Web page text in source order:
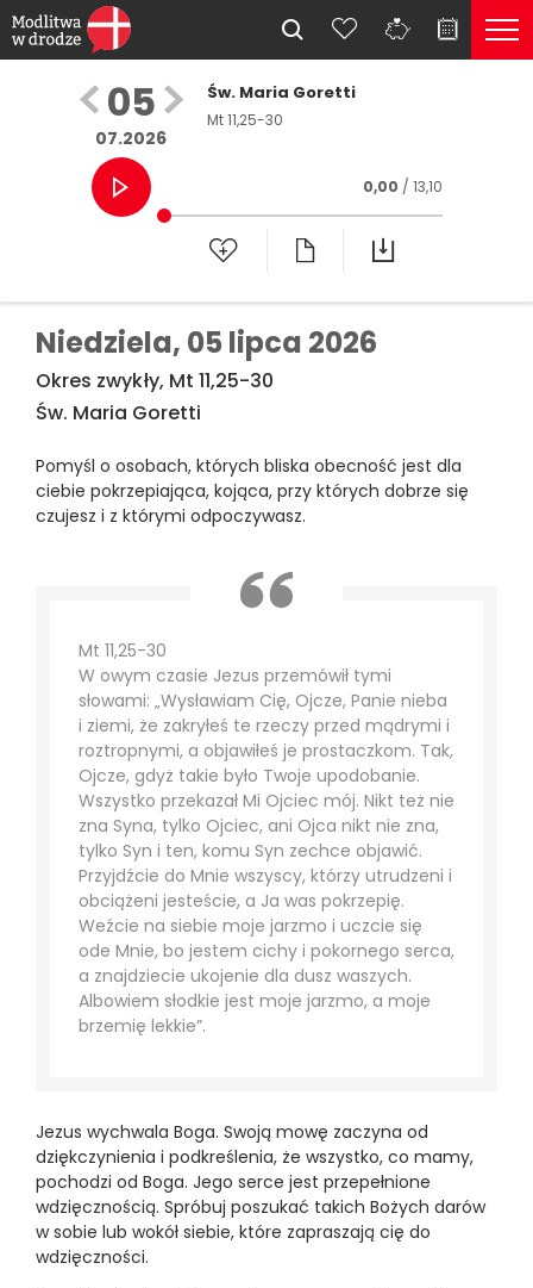
05
07.2026
Św. Maria Goretti
Mt 11,25-30
0,00 / 13,10
Niedziela, 05 lipca 2026
Okres zwykły, Mt 11,25-30
Św. Maria Goretti
Pomyśl o osobach, których bliska obecność jest dla
ciebie pokrzepiająca, kojąca, przy których dobrze się
czujesz i z którymi odpoczywasz.
Mt 11,25-30
W owym czasie Jezus przemówił tymi
słowami: „Wysławiam Cię, Ojcze, Panie nieba
i ziemi, że zakryłeś te rzeczy przed mądrymi i
roztropnymi, a objawiłeś je prostaczkom. Tak,
Ojcze, gdyż takie było Twoje upodobanie.
Wszystko przekazał Mi Ojciec mój. Nikt też nie
zna Syna, tylko Ojciec, ani Ojca nikt nie zna,
tylko Syn i ten, komu Syn zechce objawić.
Przyjdźcie do Mnie wszyscy, którzy utrudzeni i
obciążeni jesteście, a Ja was pokrzepię.
Weźcie na siebie moje jarzmo i uczcie się
ode Mnie, bo jestem cichy i pokornego serca,
a znajdziecie ukojenie dla dusz waszych.
Albowiem słodkie jest moje jarzmo, a moje
brzemię lekkie”.
Jezus wychwala Boga. Swoją mowę zaczyna od
dziękczynienia i podkreślenia, że wszystko, co mamy,
pochodzi od Boga. Jego serce jest przepełnione
wdzięcznością. Spróbuj poszukać takich Bożych darów
w sobie lub wokół siebie, które zapraszają cię do
wdzięczności.